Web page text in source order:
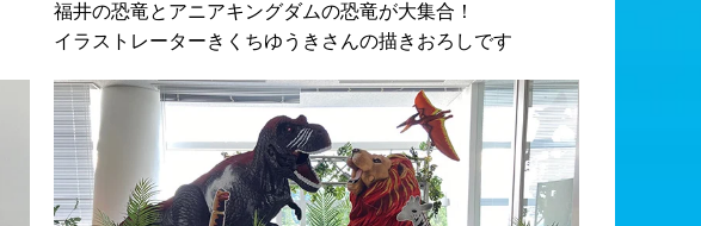
福井の恐竜とアニアキングダムの恐竜が大集合！
イラストレーターきくちゆうきさんの描きおろしです